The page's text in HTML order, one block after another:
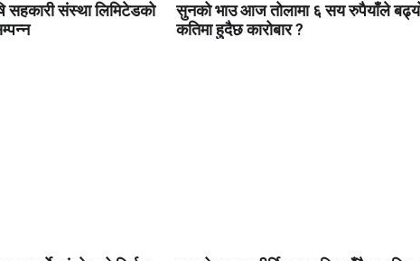
सहकारी संस्था लिमिटेडको
सुनको भाउ आज तोलामा ६ सय रुपैयाँले
कतिमा हुदैछ कारोबार ?